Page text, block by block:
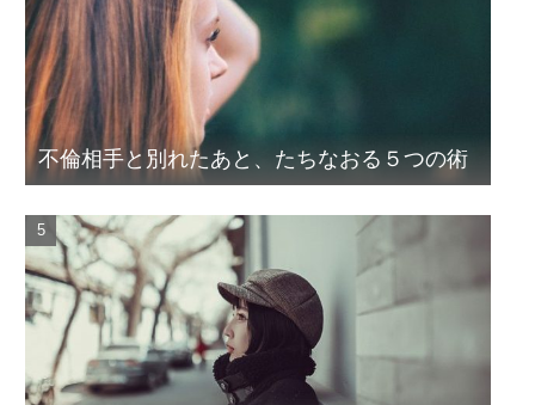
不倫相手と別れたあと、たちなおる５つの術